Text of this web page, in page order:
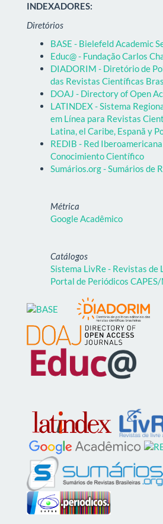
INDEXADORES:
Diretórios
BASE - Bielefeld Academic
Educ@ - Fundação Carlos
DIADORIM - Diretório de
das Revistas Científicas
DOAJ - Directory of Open
LATINDEX - Sistema
em Línea para Revistas
Latina, el Caribe, Espanã y
REDIB - Red
Conocimiento Científico
Sumários.org - Sumários de
Métrica
Google Acadêmico
Catálogos
Sistema LivRe - Revistas de
Portal de Periódicos